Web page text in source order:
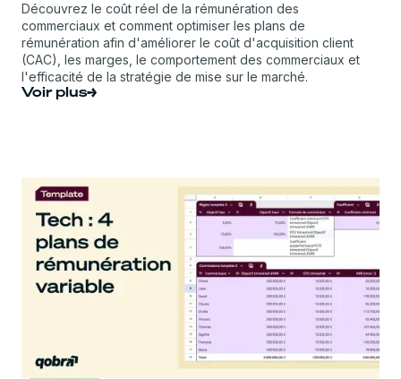
Découvrez le coût réel de la rémunération des
commerciaux et comment optimiser les plans de
rémunération afin d'améliorer le coût d'acquisition client
(CAC), les marges, le comportement des commerciaux et
l'efficacité de la stratégie de mise sur le marché.
Voir plus